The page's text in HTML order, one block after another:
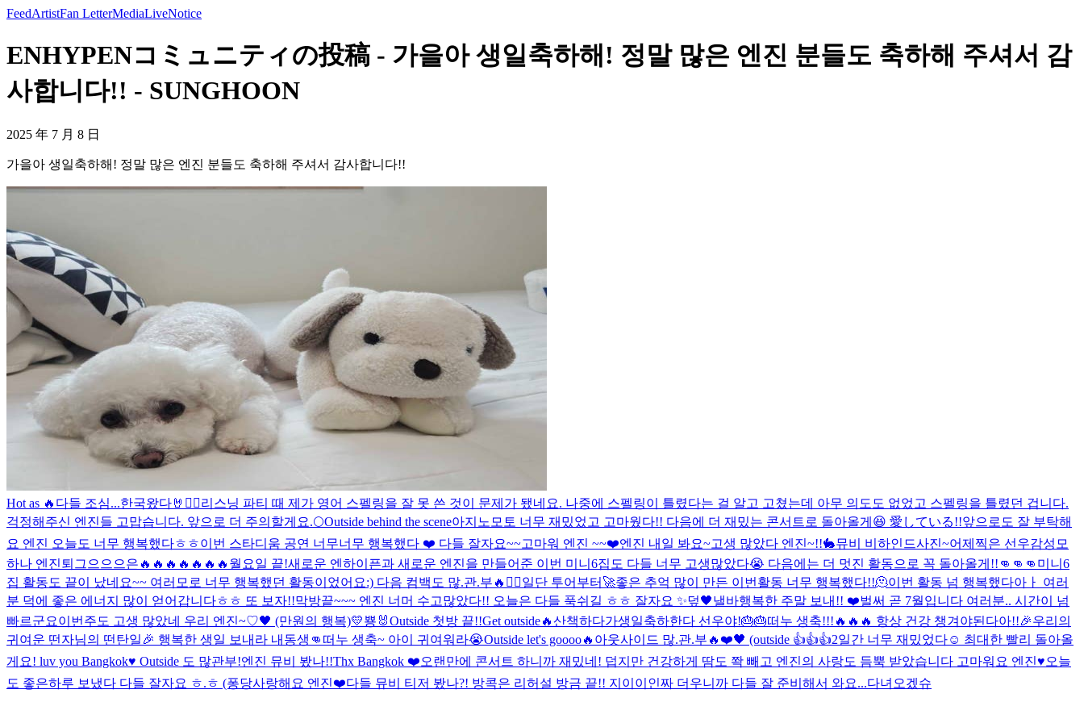
FeedArtistFan LetterMediaLiveNotice
ENHYPENコミュニティの投稿 - 가을아 생일축하해! 정말 많은 엔진 분들도 축하해 주셔서 감
사합니다!! - SUNGHOON
2025 年 7 月 8 日
가을아 생일축하해! 정말 많은 엔진 분들도 축하해 주셔서 감사합니다!!
Hot as 🔥 다들 조심...한국왔다🤘❤️‍🔥리스닝 파티 때 제가 영어 스펠링을 잘 못 쓴 것이 문제가 됐네요. 나중에 스펠링이 틀렸다는 걸 알고 고쳤는데 아무 의도도 없었고 스펠링을 틀렸던 겁니다.
걱정해주신 엔진들 고맙습니다. 앞으로 더 주의할게요.🌕Outside behind the scene아지노모토 너무 재밌었고 고마웠다!! 다음에 더 재밌는 콘서트로 돌아올게😆 愛している!!앞으로도 잘 부탁해
요 엔진 오늘도 너무 행복했다ㅎㅎ이번 스타디움 공연 너무너무 행복했다 ❤️ 다들 잘자요~~고마워 엔진 ~~❤️엔진 내일 봐요~고생 많았다 엔진~!!🐇뮤비 비하인드사진~어제찍은 선우감성 모
하나 엔진퇴그으으으은 🔥🔥🔥🔥🔥🔥🔥 월요일 끝!새로운 엔하이픈과 새로운 엔진을 만들어준 이번 미니6집도 다들 너무 고생많았다😭 다음에는 더 멋진 활동으로 꼭 돌아올게!!👊👊👊 미니6
집 활동도 끝이 났네요~~ 여러모로 너무 행복했던 활동이었어요:) 다음 컴백도 많.관.부🔥❤️‍🔥일단 투어부터🚀좋은 추억 많이 만든 이번활동 너무 행복했다!!🫠이번 활동 넘 행복했다아ㅏ 여러
분 덕에 좋은 에너지 많이 얻어갑니다ㅎㅎ 또 보자!!막방끝~~~ 엔진 너머 수고많았다!! 오늘은 다들 푹쉬길 ㅎㅎ 잘자요 ✨️덮🖤낼바행복한 주말 보내!! ❤️벌써 곧 7월입니다 여러분.. 시간이 넘
빠르군요이번주도 고생 많았네 우리 엔진~♡🖤 (만원의 행복)💛뿅🐰Outside 첫방 끝!!Get outside🔥산책하다가생일축하한다 선우야!🎂🎂떠누 생축!!!🔥🔥🔥 항상 건강 챙겨야된다아!!🎉우리의
귀여운 떤자님의 떤탄일🎉 행복한 생일 보내라 내동생👊 떠누 생축~ 아이 귀여워라😭Outside let's goooo🔥 아웃사이드 많.관.부🔥 ❤️🖤 (outside 👍👍👍2일간 너무 재밌었다☺️ 최대한 빨리 돌아올
게요! luv you Bangkok♥️ Outside 도 많관부!엔진 뮤비 봤나!!Thx Bangkok ❤️오랜만에 콘서트 하니까 재밌네! 덥지만 건강하게 땀도 쫙 빼고 엔진의 사랑도 듬뿍 받았습니다 고마워요 엔진♥️오늘
도 좋은하루 보냈다 다들 잘자요 ㅎ.ㅎ (퐁당사랑해요 엔진❤️다들 뮤비 티저 봤나?! 방콕은 리허설 방금 끝!! 지이이인짜 더우니까 다들 잘 준비해서 와요...다녀오겠슈